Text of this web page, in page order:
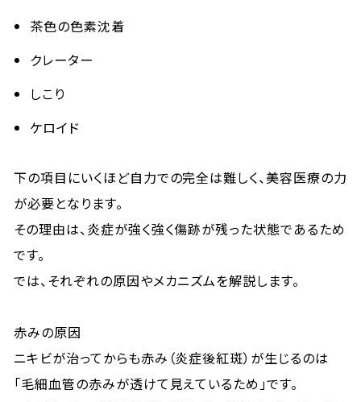
茶色の色素沈着
クレーター
しこり
ケロイド
下の項目にいくほど自力での完全は難しく、美容医療の力
が必要となります。
その理由は、炎症が強く強く傷跡が残った状態であるため
です。
では、それぞれの原因やメカニズムを解説します。
赤みの原因
ニキビが治ってからも赤み（炎症後紅斑）が生じるのは
「毛細血管の赤みが透けて見えているため」です。